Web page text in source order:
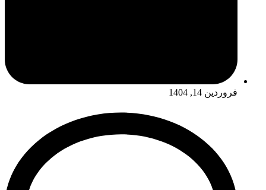
فروردین 14, 1404